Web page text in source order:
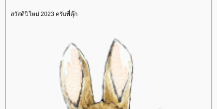
สวัสดีปีใหม่ 2023 ครับพี่ตุ๊ก